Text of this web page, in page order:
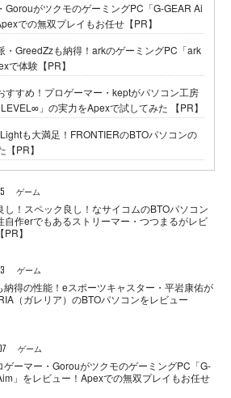
GorouがツクモのゲーミングPC「G-GEAR Ai
での無双プレイもお任せ【PR】
・GreedZzも納得！arkのゲーミングPC「ark
で体験【PR】
すすめ！プロゲーマー・keptがパソコン工房
」の実力をApexで試してみた 【PR】
も大満足！FRONTIERのBTOパソコンの
PR】
ゲーム
し！スペック良し！なサイコムのBTOパソコン
自作erでもあるストリーマー・つつまるがレビ
】
ゲーム
納得の性能！eスポーツキャスター・平岩康佑が
（ガレリア）のBTOパソコンをレビュー
ゲーム
ゲーマー・GorouがツクモのゲーミングPC「G-
」をレビュー！Apexでの無双プレイもお任せ